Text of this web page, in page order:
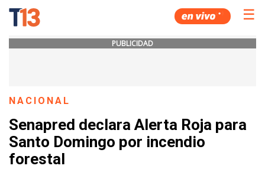
☰
PUBLICIDAD
NACIONAL
Senapred declara Alerta Roja para
Santo Domingo por incendio
forestal